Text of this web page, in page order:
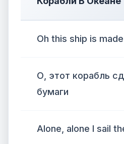
Oh this ship is
О, этот корабль
бумаги
Alone, alone I sail